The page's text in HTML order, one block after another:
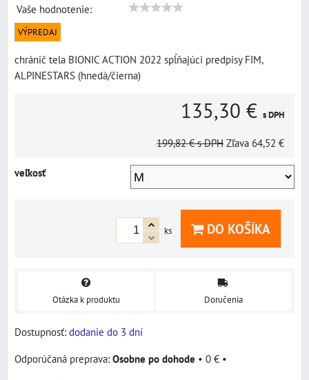
Vaše hodnotenie:
VÝPREDAJ
chránič tela BIONIC ACTION 2022 spĺňajúci predpisy FIM,
ALPINESTARS (hnedá/čierna)
135,30 € s DPH
199,82 € s DPH Zľava 64,52 €
veľkosť
ks DO KOŠÍKA
Otázka k produktu Doručenia
Dostupnosť: dodanie do 3 dní
Osobne po dohode • 0 € •